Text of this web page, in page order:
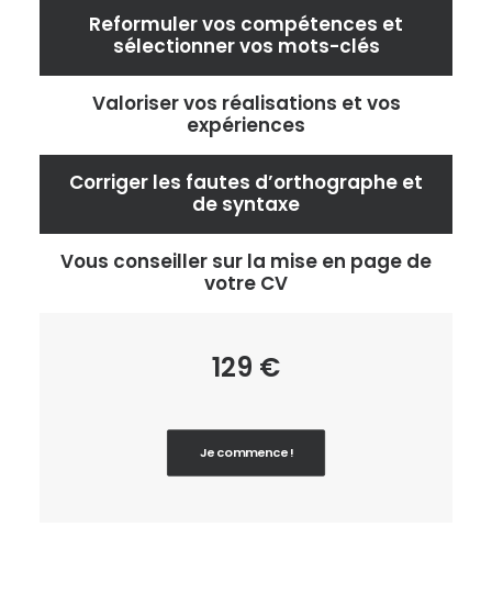
Reformuler vos compétences et
sélectionner vos mots-clés
Valoriser vos réalisations et vos
expériences
Corriger les fautes d’orthographe et
de syntaxe
Vous conseiller sur la mise en page de
votre CV
129 €
Je commence !